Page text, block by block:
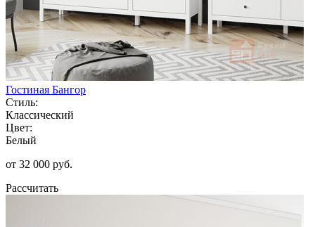
Гостиная Бангор
Стиль:
Классический
Цвет:
Белый
от 32 000 руб.
Рассчитать